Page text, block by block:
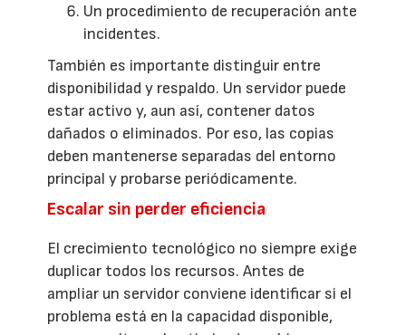
Un procedimiento de recuperación ante
incidentes.
También es importante distinguir entre
disponibilidad y respaldo. Un servidor puede
estar activo y, aun así, contener datos
dañados o eliminados. Por eso, las copias
deben mantenerse separadas del entorno
principal y probarse periódicamente.
Escalar sin perder eficiencia
El crecimiento tecnológico no siempre exige
duplicar todos los recursos. Antes de
ampliar un servidor conviene identificar si el
problema está en la capacidad disponible,